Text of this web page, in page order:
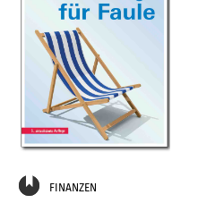
FINANZEN